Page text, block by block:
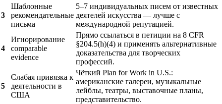
3
Шаблонные
рекомендательные
письма
5–7 индивидуальных писем от известных
деятелей искусства — лучше с
международной репутацией.
4
Игнорирование
comparable
evidence
Прямо ссылаться в петиции на 8 CFR
§204.5(h)(4) и применять альтернативные
доказательства для творческих
профессий.
5
Слабая привязка к
деятельности в
США
Чёткий Plan for Work in U.S.:
американские галереи, музыкальные
лейблы, театры, выставочные планы,
представительство.